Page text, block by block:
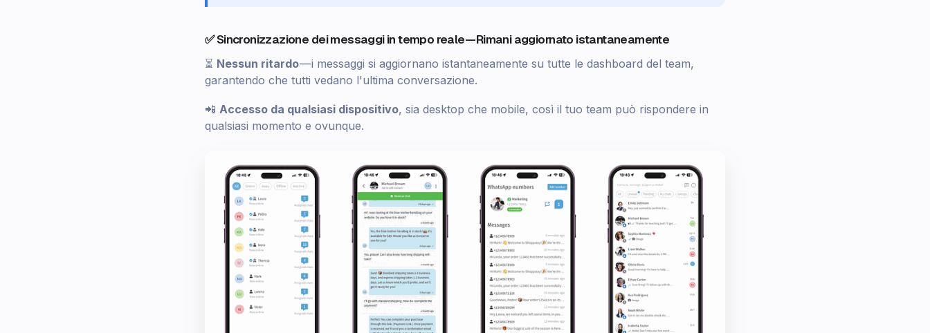
✅ Sincronizzazione dei messaggi in tempo reale — Rimani aggiornato istantaneamente
⏳ Nessun ritardo— i messaggi si aggiornano istantaneamente su tutte le dashboard del team,
garantendo che tutti vedano l'ultima conversazione.
📲 Accesso da qualsiasi dispositivo, sia desktop che mobile, così il tuo team può rispondere in
qualsiasi momento e ovunque.